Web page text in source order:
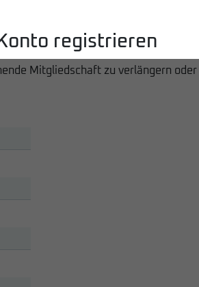
registrieren
Mitgliedschaft zu verlängern oder